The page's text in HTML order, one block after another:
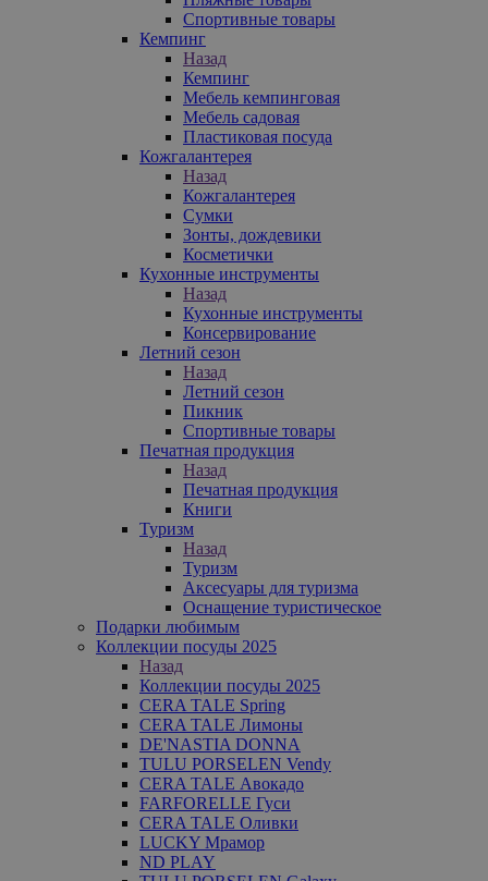
Спортивные товары
Кемпинг
Назад
Кемпинг
Мебель кемпинговая
Мебель садовая
Пластиковая посуда
Кожгалантерея
Назад
Кожгалантерея
Сумки
Зонты, дождевики
Косметички
Кухонные инструменты
Назад
Кухонные инструменты
Консервирование
Летний сезон
Назад
Летний сезон
Пикник
Спортивные товары
Печатная продукция
Назад
Печатная продукция
Книги
Туризм
Назад
Туризм
Аксесуары для туризма
Оснащение туристическое
Подарки любимым
Коллекции посуды 2025
Назад
Коллекции посуды 2025
CERA TALE Spring
CERA TALE Лимоны
DE'NASTIA DONNA
TULU PORSELEN Vendy
CERA TALE Авокадо
FARFORELLE Гуси
CERA TALE Оливки
LUCKY Мрамор
ND PLAY